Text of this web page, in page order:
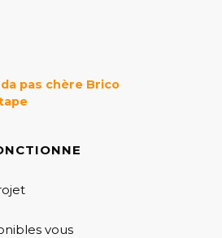
pas chère Brico
vous